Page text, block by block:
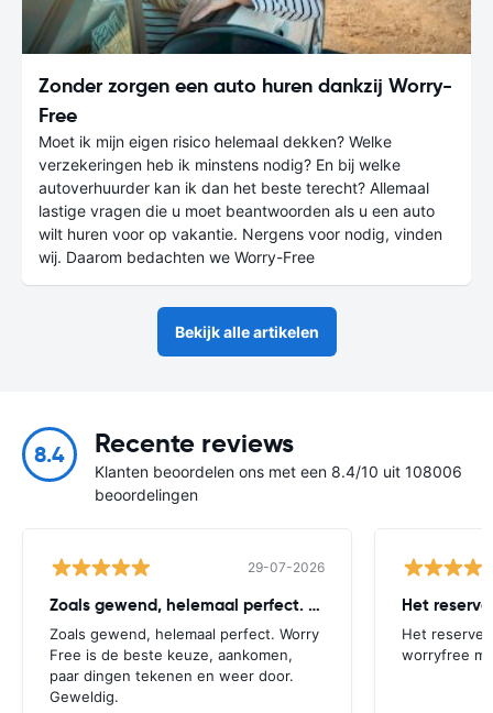
Zonder zorgen een auto huren dankzij Worry-
Free
Moet ik mijn eigen risico helemaal dekken? Welke
verzekeringen heb ik minstens nodig? En bij welke
autoverhuurder kan ik dan het beste terecht? Allemaal
lastige vragen die u moet beantwoorden als u een auto
wilt huren voor op vakantie. Nergens voor nodig, vinden
wij. Daarom bedachten we Worry-Free
Bekijk alle artikelen
8.4 Recente reviews
Klanten beoordelen ons met een 8.4/10 uit 108006
beoordelingen
29-07-2026
Zoals gewend, helemaal perfect. Worry
Zoals gewend, helemaal perfect. Worry
Free is de beste keuze, aankomen,
paar dingen tekenen en weer door.
Geweldig.
Het
Het
worryfree